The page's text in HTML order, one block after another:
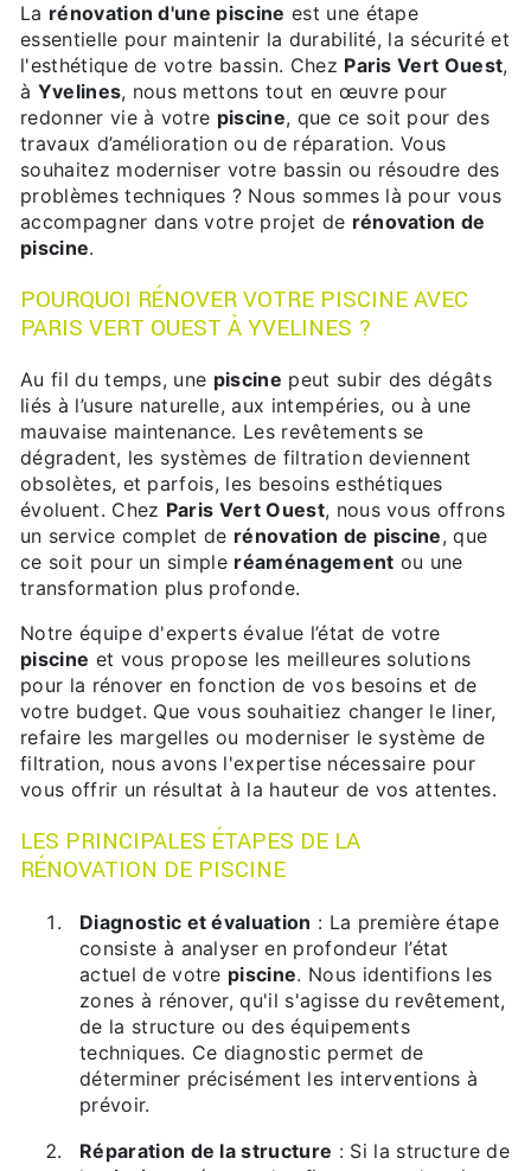
La rénovation d'une piscine est une étape
essentielle pour maintenir la durabilité, la sécurité et
l'esthétique de votre bassin. Chez Paris Vert Ouest,
à Yvelines, nous mettons tout en œuvre pour
redonner vie à votre piscine, que ce soit pour des
travaux d’amélioration ou de réparation. Vous
souhaitez moderniser votre bassin ou résoudre des
problèmes techniques ? Nous sommes là pour vous
accompagner dans votre projet de rénovation de
piscine.
POURQUOI RÉNOVER VOTRE PISCINE AVEC
PARIS VERT OUEST À YVELINES ?
Au fil du temps, une piscine peut subir des dégâts
liés à l’usure naturelle, aux intempéries, ou à une
mauvaise maintenance. Les revêtements se
dégradent, les systèmes de filtration deviennent
obsolètes, et parfois, les besoins esthétiques
évoluent. Chez Paris Vert Ouest, nous vous offrons
un service complet de rénovation de piscine, que
ce soit pour un simple réaménagement ou une
transformation plus profonde.
Notre équipe d'experts évalue l’état de votre
piscine et vous propose les meilleures solutions
pour la rénover en fonction de vos besoins et de
votre budget. Que vous souhaitiez changer le liner,
refaire les margelles ou moderniser le système de
filtration, nous avons l'expertise nécessaire pour
vous offrir un résultat à la hauteur de vos attentes.
LES PRINCIPALES ÉTAPES DE LA
RÉNOVATION DE PISCINE
Diagnostic et évaluation : La première étape
consiste à analyser en profondeur l’état
actuel de votre piscine. Nous identifions les
zones à rénover, qu'il s'agisse du revêtement,
de la structure ou des équipements
techniques. Ce diagnostic permet de
déterminer précisément les interventions à
prévoir.
Réparation de la structure : Si la structure de